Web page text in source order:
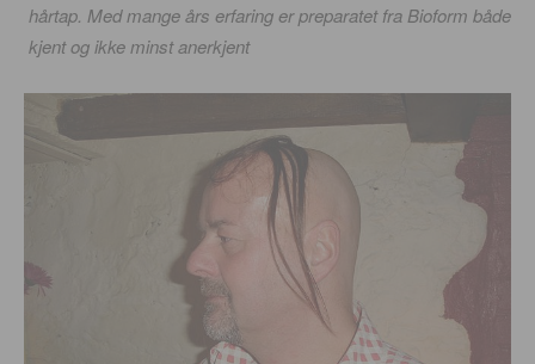
hårtap. Med mange års erfaring er preparatet fra Bioform både
kjent og ikke minst anerkjent